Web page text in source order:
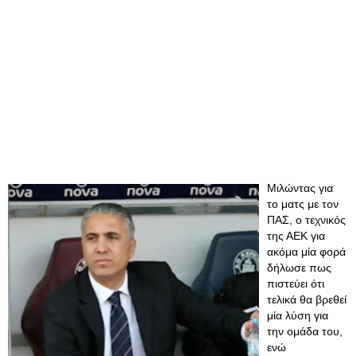
Μιλώντας για
το ματς με τον
ΠΑΣ, ο τεχνικός
της ΑΕΚ για
ακόμα μία φορά
δήλωσε πως
πιστεύει ότι
τελικά θα βρεθεί
μία λύση για
την ομάδα του,
ενώ